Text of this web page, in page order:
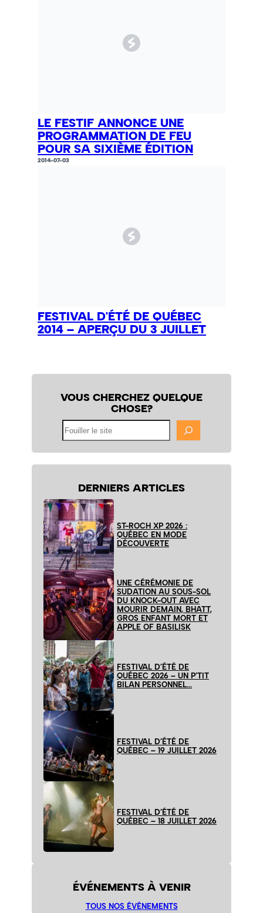
LE FESTIF ANNONCE UNE
PROGRAMMATION DE FEU
POUR SA SIXIÈME ÉDITION
2014-07-03
FESTIVAL D'ÉTÉ DE QUÉBEC
2014 – APERÇU DU 3 JUILLET
VOUS CHERCHEZ QUELQUE
CHOSE?
DERNIERS ARTICLES
ST-ROCH XP 2026 :
QUÉBEC EN MODE
DÉCOUVERTE
UNE CÉRÉMONIE DE
SUDATION AU SOUS-SOL
DU KNOCK-OUT AVEC
MOURIR DEMAIN, BHATT,
GROS ENFANT MORT ET
APPLE OF BASILISK
FESTIVAL D’ÉTÉ DE
QUÉBEC 2026 – UN P’TIT
BILAN PERSONNEL…
FESTIVAL D’ÉTÉ DE
QUÉBEC – 19 JUILLET 2026
FESTIVAL D’ÉTÉ DE
QUÉBEC – 18 JUILLET 2026
ÉVÉNEMENTS À VENIR
TOUS NOS ÉVÉNEMENTS